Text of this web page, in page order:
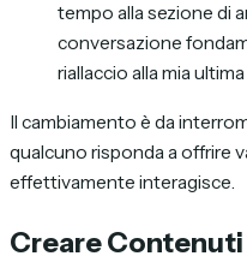
tempo alla sezione di
conversazione
riallaccio alla mia ultima
Il cambiamento è da
qualcuno risponda a offrire
effettivamente interagisce
Creare